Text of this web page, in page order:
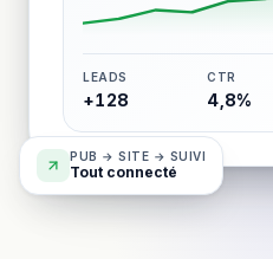
LEADS
+128
CTR
4,8%
PUB → SITE → SUIVI
Tout connecté